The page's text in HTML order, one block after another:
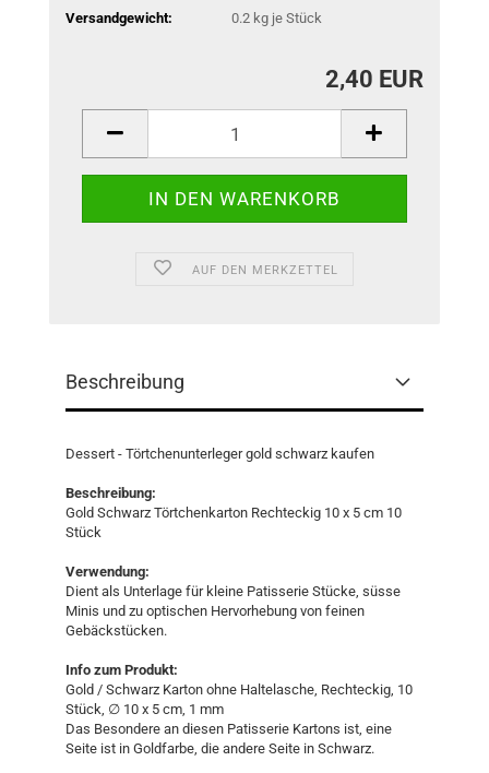
Versandgewicht:
0.2kg je Stück
2,40 EUR
AUF DEN MERKZETTEL
Beschreibung
Dessert - Törtchenunterleger gold schwarz kaufen
Beschreibung:
Gold Schwarz Törtchenkarton Rechteckig 10 x 5 cm 10
Stück
Verwendung:
Dient als Unterlage für kleine Patisserie Stücke, süsse
Minis und zu optischen Hervorhebung von feinen
Gebäckstücken.
Info zum Produkt:
Gold / Schwarz Karton ohne Haltelasche, Rechteckig, 10
Stück, ∅ 10 x 5 cm, 1 mm
Das Besondere an diesen Patisserie Kartons ist, eine
Seite ist in Goldfarbe, die andere Seite in Schwarz.